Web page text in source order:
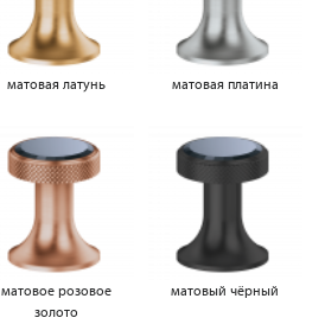
матовая латунь матовая платина
матовое розовое
золото
матовый чёрный